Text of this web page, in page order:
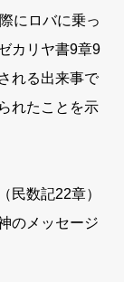
にロバに乗っ
カリヤ書9章9
れる出来事で
れたことを示
民数記22章）
のメッセージ